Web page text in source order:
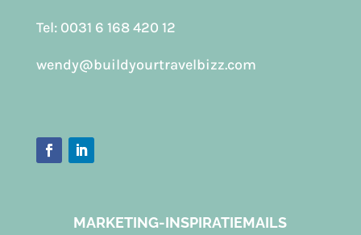
Tel: 0031 6 168 420 12
wendy@buildyourtravelbizz.com
MARKETING-INSPIRATIEMAILS